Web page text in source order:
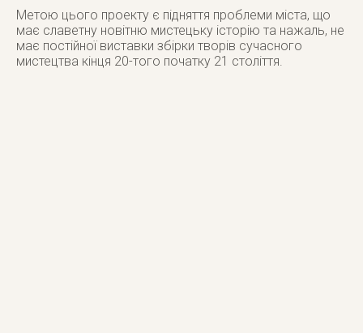
Метою цього проекту є підняття проблеми міста, що
має славетну новітню мистецьку історію та нажаль, не
має постійної виставки збірки творів сучасного
мистецтва кінця 20-того початку 21 століття.